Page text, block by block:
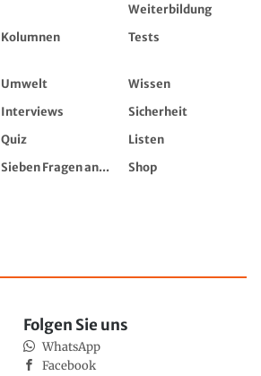
Weiterbildung
Kolumnen Tests
Umwelt
Wissen
Interviews
Sicherheit
Quiz
Listen
Sieben Fragen an...
Shop
Folgen Sie uns
WhatsApp
Facebook